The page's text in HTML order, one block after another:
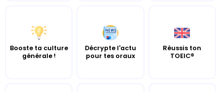
Booste ta culture
générale !
Décrypte l'actu
pour tes oraux
Réussis ton
TOEIC®